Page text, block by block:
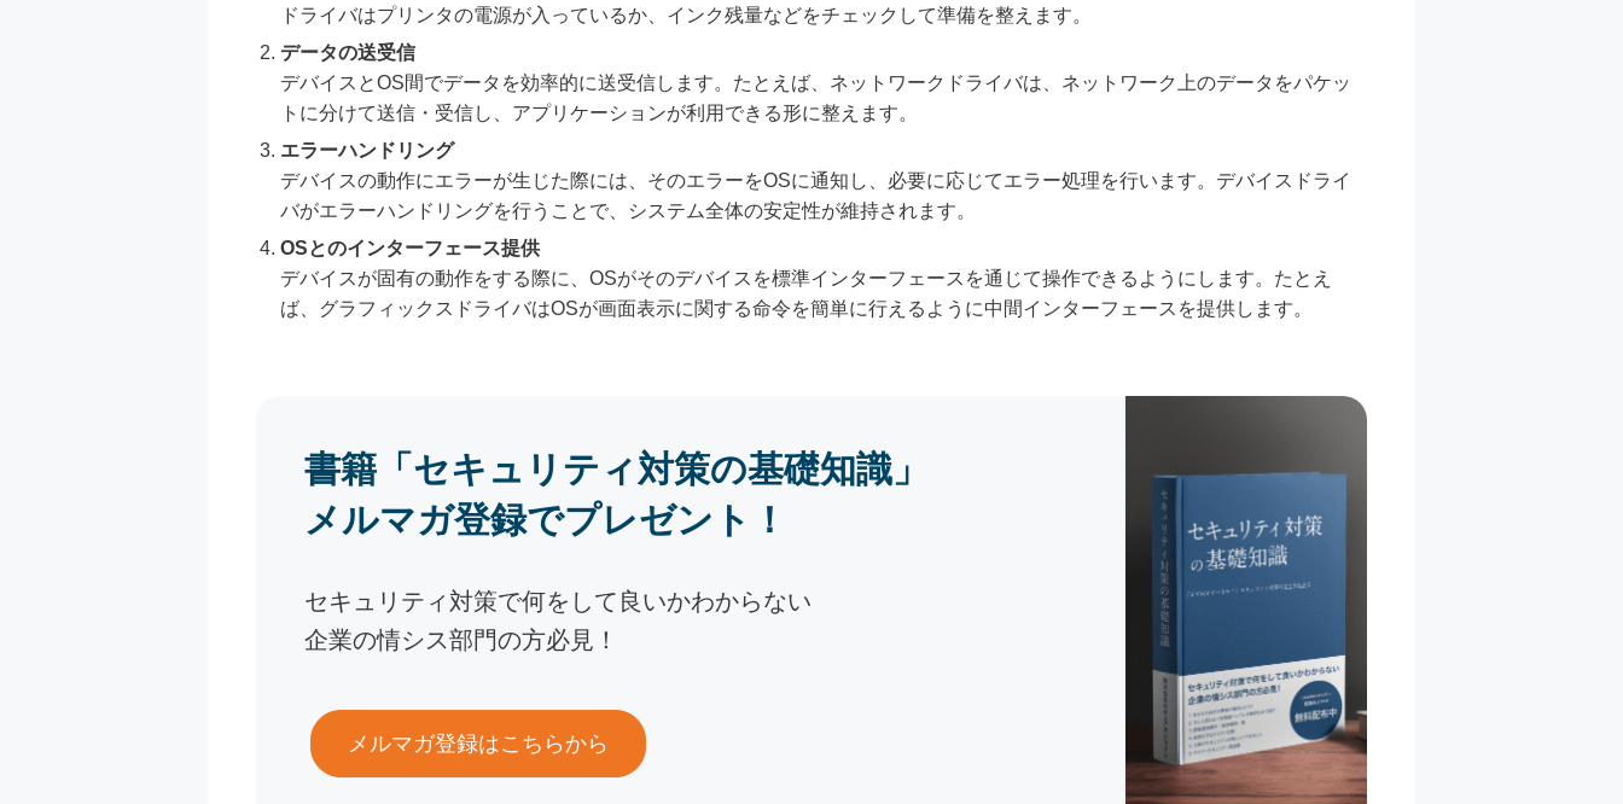
ドライバはプリンタの電源が入っているか、インク残量などをチェックして準備を整えます。
データの送受信
デバイスとOS間でデータを効率的に送受信します。たとえば、ネットワークドライバは、ネットワーク上のデータをパケッ
トに分けて送信・受信し、アプリケーションが利用できる形に整えます。
エラーハンドリング
デバイスの動作にエラーが生じた際には、そのエラーをOSに通知し、必要に応じてエラー処理を行います。デバイスドライ
バがエラーハンドリングを行うことで、システム全体の安定性が維持されます。
OSとのインターフェース提供
デバイスが固有の動作をする際に、OSがそのデバイスを標準インターフェースを通じて操作できるようにします。たとえ
ば、グラフィックスドライバはOSが画面表示に関する命令を簡単に行えるように中間インターフェースを提供します。
書籍「セキュリティ対策の基礎知識」
メルマガ登録でプレゼント！
セキュリティ対策で何をして良いかわからない
企業の情シス部門の方必見！
メルマガ登録はこちらから